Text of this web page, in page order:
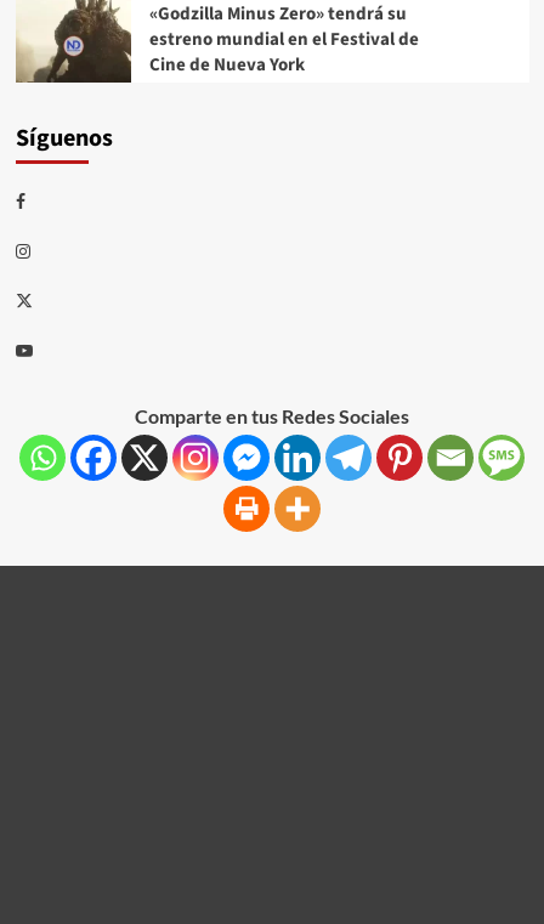
«Godzilla Minus Zero» tendrá su
estreno mundial en el Festival de
Cine de Nueva York
Síguenos
Comparte en tus Redes Sociales